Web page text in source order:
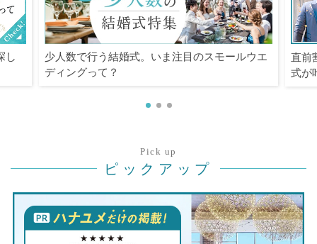
し
少人数で行う結婚式。いま注目のスモールウエ
ディングって？
直前
式が
Pick up
ピックアップ